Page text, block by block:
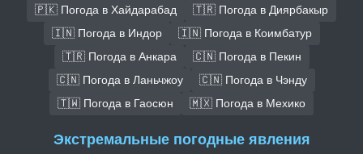
🇵🇰 Погода в Хайдарабад
🇹🇷 Погода в Диярбакыр
🇮🇳 Погода в Индор
🇮🇳 Погода в Коимбатур
🇹🇷 Погода в Анкара
🇨🇳 Погода в Пекин
🇨🇳 Погода в Ланьчжоу
🇨🇳 Погода в Чэнду
🇹🇼 Погода в Гаосюн
🇲🇽 Погода в Мехико
Экстремальные погодные явления